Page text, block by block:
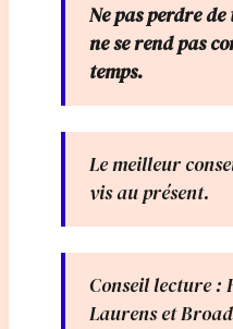
Ne pas perdre
ne se rend pas
temps.
Le meilleur
vis au présent.
Conseil lecture :
Laurens et